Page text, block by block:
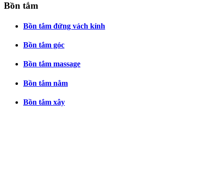
Bồn tắm
Bồn tắm đứng vách kính
Bồn tắm góc
Bồn tắm massage
Bồn tắm nằm
Bồn tắm xây